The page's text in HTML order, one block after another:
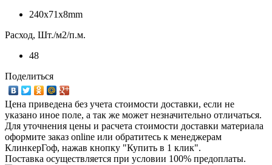
240x71x8mm
Расход, Шт./м2/п.м.
48
Поделиться
Цена приведена без учета стоимости доставки, если не
указано иное поле, а так же может незначительно отличаться.
Для уточнения цены и расчета стоимости доставки материала
оформите заказ online или обратитесь к менеджерам
КлинкерГоф, нажав кнопку "Купить в 1 клик".
Поставка осуществляется при условии 100% предоплаты.